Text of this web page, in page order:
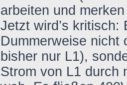
arbeiten und
Jetzt wird’s
Dummerweise nicht
bisher nur L1),
Strom von L1 durch